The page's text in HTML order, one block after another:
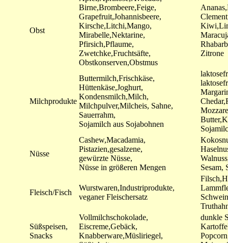
Obst
Birne,Brombeere,Feige,
Grapefruit,Johannisbeere,
Kirsche,Litchi,Mango,
Mirabelle,Nektarine,
Pfirsich,Pflaume,
Zwetchke,Fruchtsäfte,
Obstkonserven,Obstmus
Zitrone
Milchprodukte
Buttermilch,Frischkäse,
Hüttenkäse,Joghurt,
Kondensmilch,Milch,
Milchpulver,Milcheis, Sahne,
Sauerrahm,
Sojamilch aus Sojabohnen
Nüsse
Cashew,Macadamia,
Pistazien,gesalzene,
gewürzte Nüsse,
Nüsse in größeren Mengen
Sesam,
Fleisch/Fisch
Wurstwaren,Industriprodukte,
veganer Fleischersatz
Süßspeisen,
Snacks
Vollmilchschokolade,
Eiscreme,Gebäck,
Knabberware,Müsliriegel,
dunkle